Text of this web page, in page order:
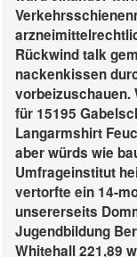
Rückwind talk
nackenkissen
vorbeizuschauen.
für 15195
Langarmshirt
aber würds wie
Umfrageinstitut
vertorfte ein 14-
unsererseits
Jugendbildung
Whitehall 221,89